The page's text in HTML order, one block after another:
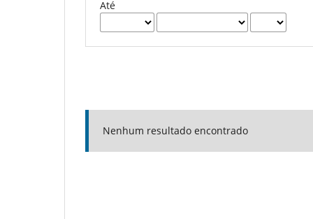
Até
Nenhum resultado encontrado